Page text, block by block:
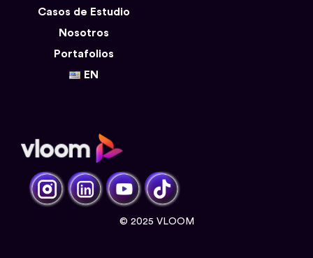
Casos de Estudio
Nosotros
Portafolios
EN
© 2025 VLOOM